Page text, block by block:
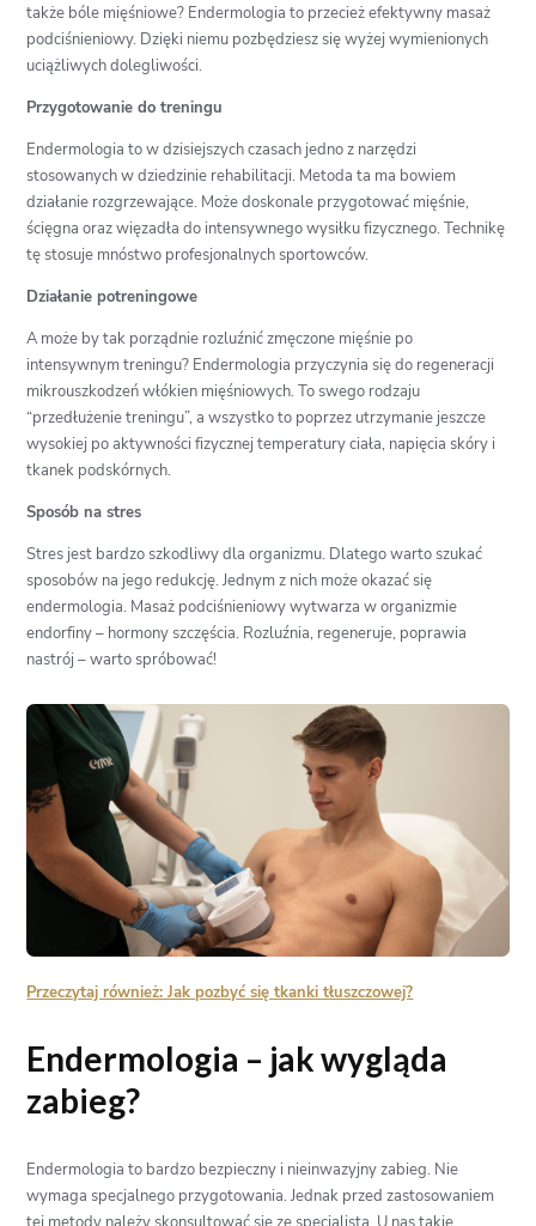
także bóle mięśniowe? Endermologia to przecież efektywny masaż
podciśnieniowy. Dzięki niemu pozbędziesz się wyżej wymienionych
uciążliwych dolegliwości.
Przygotowanie do treningu
Endermologia to w dzisiejszych czasach jedno z narzędzi
stosowanych w dziedzinie rehabilitacji. Metoda ta ma bowiem
działanie rozgrzewające. Może doskonale przygotować mięśnie,
ścięgna oraz więzadła do intensywnego wysiłku fizycznego. Technikę
tę stosuje mnóstwo profesjonalnych sportowców.
Działanie potreningowe
A może by tak porządnie rozluźnić zmęczone mięśnie po
intensywnym treningu? Endermologia przyczynia się do regeneracji
mikrouszkodzeń włókien mięśniowych. To swego rodzaju
“przedłużenie treningu”, a wszystko to poprzez utrzymanie jeszcze
wysokiej po aktywności fizycznej temperatury ciała, napięcia skóry i
tkanek podskórnych.
Sposób na stres
Stres jest bardzo szkodliwy dla organizmu. Dlatego warto szukać
sposobów na jego redukcję. Jednym z nich może okazać się
endermologia. Masaż podciśnieniowy wytwarza w organizmie
endorfiny – hormony szczęścia. Rozluźnia, regeneruje, poprawia
nastrój – warto spróbować!
Przeczytaj również: Jak pozbyć się tkanki tłuszczowej?
Endermologia – jak wygląda
zabieg?
Endermologia to bardzo bezpieczny i nieinwazyjny zabieg. Nie
wymaga specjalnego przygotowania. Jednak przed zastosowaniem